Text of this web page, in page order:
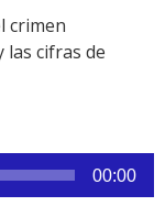
crimen
las cifras de
00:00